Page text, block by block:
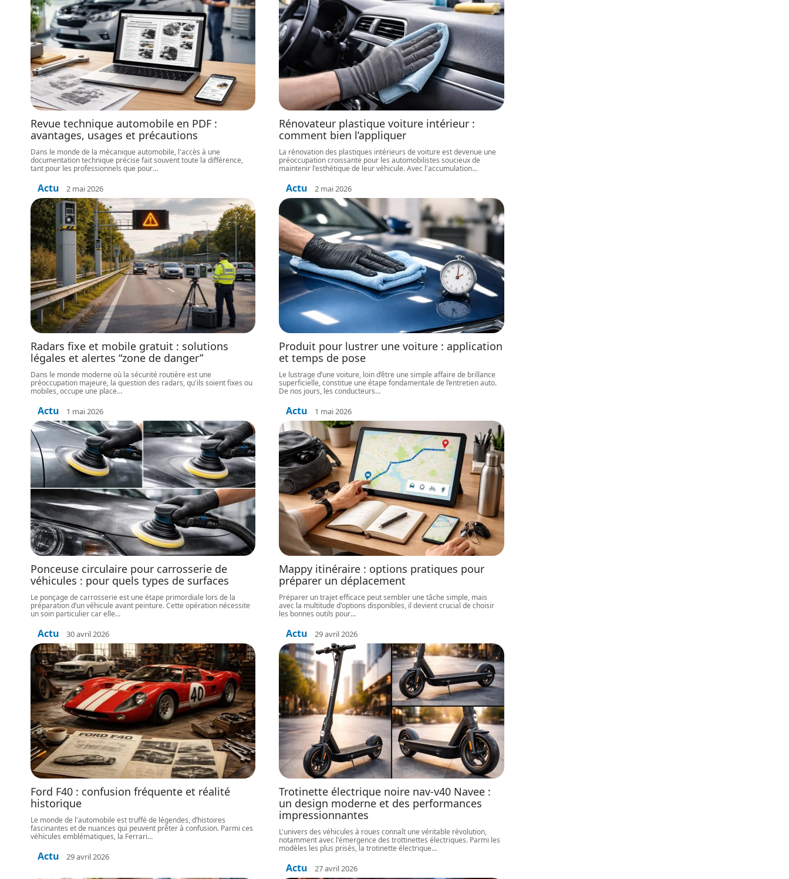
Revue technique automobile en PDF :
avantages, usages et précautions
Dans le monde de la mécanique automobile, l'accès à une
documentation technique précise fait souvent toute la différence,
tant pour les professionnels que pour…
Actu 2 mai 2026
Rénovateur plastique voiture intérieur :
comment bien l’appliquer
La rénovation des plastiques intérieurs de voiture est devenue une
préoccupation croissante pour les automobilistes soucieux de
maintenir l'esthétique de leur véhicule. Avec l'accumulation…
Actu 2 mai 2026
Radars fixe et mobile gratuit : solutions
légales et alertes “zone de danger”
Dans le monde moderne où la sécurité routière est une
préoccupation majeure, la question des radars, qu'ils soient fixes ou
mobiles, occupe une place…
Actu 1 mai 2026
Produit pour lustrer une voiture : application
et temps de pose
Le lustrage d’une voiture, loin d’être une simple affaire de brillance
superficielle, constitue une étape fondamentale de l’entretien auto.
De nos jours, les conducteurs…
Actu 1 mai 2026
Ponceuse circulaire pour carrosserie de
véhicules : pour quels types de surfaces
Le ponçage de carrosserie est une étape primordiale lors de la
préparation d’un véhicule avant peinture. Cette opération nécessite
un soin particulier car elle…
Actu 30 avril 2026
Mappy itinéraire : options pratiques pour
préparer un déplacement
Préparer un trajet efficace peut sembler une tâche simple, mais
avec la multitude d'options disponibles, il devient crucial de choisir
les bonnes outils pour…
Actu 29 avril 2026
Ford F40 : confusion fréquente et réalité
historique
Le monde de l'automobile est truffé de légendes, d’histoires
fascinantes et de nuances qui peuvent prêter à confusion. Parmi ces
véhicules emblématiques, la Ferrari…
Actu 29 avril 2026
Trotinette électrique noire nav-v40 Navee :
un design moderne et des performances
impressionnantes
L'univers des véhicules à roues connaît une véritable révolution,
notamment avec l'émergence des trottinettes électriques. Parmi les
modèles les plus prisés, la trotinette électrique…
Actu 27 avril 2026